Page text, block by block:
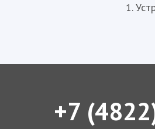
+7